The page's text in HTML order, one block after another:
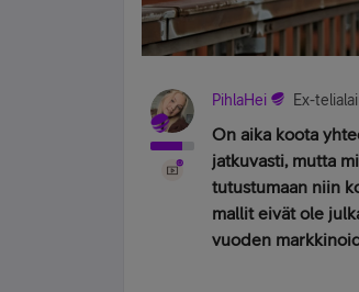
PihlaHei Ex-
On aika koota
jatkuvasti, mutta
tutustumaan niin
mallit eivät ole
vuoden